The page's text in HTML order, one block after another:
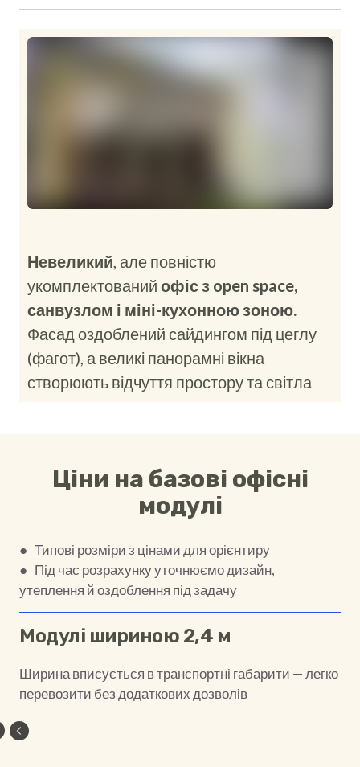
Невеликий, але повністю
укомплектований офіс з open space,
санвузлом і міні-кухонною зоною.
Фасад оздоблений сайдингом під цеглу
(фагот), а великі панорамні вікна
створюють відчуття простору та світла
Ціни на базові офісні
модулі
● Типові розміри з цінами для орієнтиру
● Під час розрахунку уточнюємо дизайн,
утеплення й оздоблення під задачу
Модулі шириною 2,4 м
Ширина вписується в транспортні габарити — легко
перевозити без додаткових дозволів